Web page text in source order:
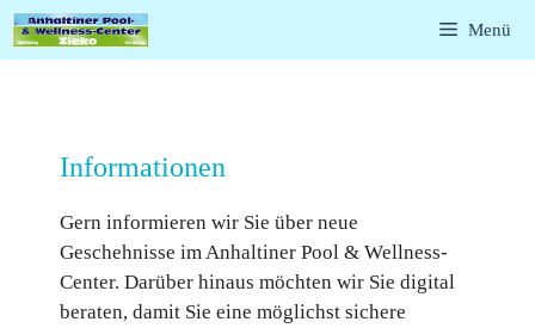
Zum
Inhalt
Menü
Informationen
Gern informieren wir Sie über neue
Geschehnisse im Anhaltiner Pool & Wellness-
Center. Darüber hinaus möchten wir Sie digital
beraten, damit Sie eine möglichst sichere